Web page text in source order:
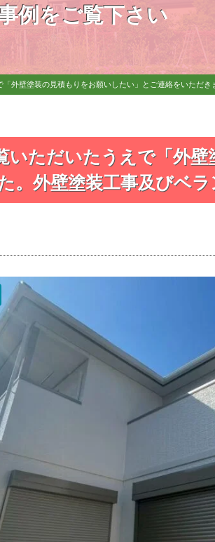
例をご覧下さい
外壁塗装の見積もりをお願いしたい」とご連絡をいただき
ただいたうえで「外壁
。外壁塗装工事及びベラ